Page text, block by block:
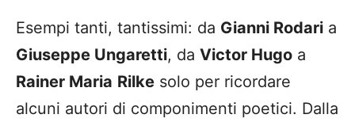
Esempi tanti, tantissimi: da Gianni Rodari a
Giuseppe Ungaretti, da Victor Hugo a
Rainer Maria Rilke solo per ricordare
alcuni autori di componimenti poetici. Dalla